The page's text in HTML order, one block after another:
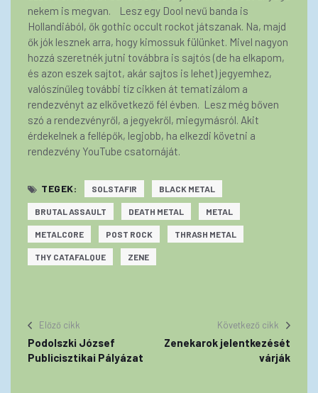
nekem is megvan. Lesz egy Dool nevű banda is
Hollandiából, ők gothic occult rockot játszanak. Na, majd
ők jók lesznek arra, hogy kimossuk fülünket. Mivel nagyon
hozzá szeretnék jutni továbbra is sajtós (de ha elkapom,
és azon eszek sajtot, akár sajtos is lehet) jegyemhez,
valószínűleg további tíz cikken át tematizálom a
rendezvényt az elkövetkező fél évben. Lesz még bőven
szó a rendezvényről, a jegyekről, miegymásról. Akit
érdekelnek a fellépők, legjobb, ha elkezdi követni a
rendezvény YouTube csatornáját.
TEGEK: SOLSTAFIR BLACK METAL
BRUTAL ASSAULT DEATH METAL METAL
METALCORE POST ROCK THRASH METAL
THY CATAFALQUE ZENE
Előző cikk
Podolszki József
Publicisztikai Pályázat
Következő cikk
Zenekarok jelentkezését
várják